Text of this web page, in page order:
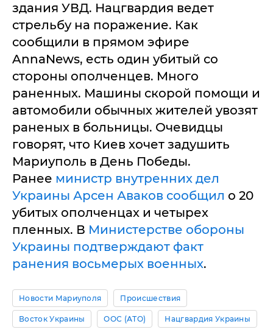
здания УВД. Нацгвардия ведет
стрельбу на поражение. Как
сообщили в прямом эфире
AnnaNews, есть один убитый со
стороны ополченцев. Много
раненных. Машины скорой помощи и
автомобили обычных жителей увозят
раненых в больницы. Очевидцы
говорят, что Киев хочет задушить
Мариуполь в День Победы.
Ранее министр внутренних дел
Украины Арсен Аваков сообщил о 20
убитых ополченцах и четырех
пленных. В Министерстве обороны
Украины подтверждают факт
ранения восьмерых военных.
Новости Мариуполя Происшествия
Восток Украины ООС (АТО) Нацгвардия Украины